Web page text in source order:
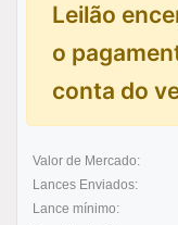
Leilão
o
conta do
Valor de Mercado:
Lances Enviados:
Lance mínimo: